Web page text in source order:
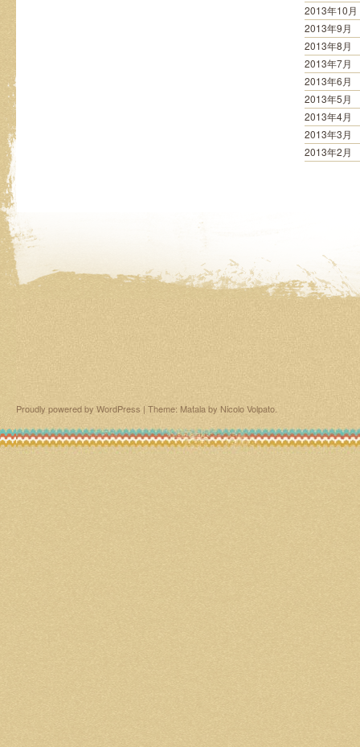
2013年10月
2013年9月
2013年8月
2013年7月
2013年6月
2013年5月
2013年4月
2013年3月
2013年2月
Proudly powered by WordPress | Theme: Matala by Nicolo Volpato